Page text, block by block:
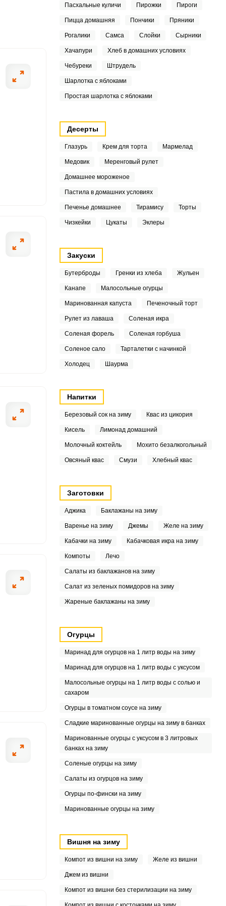
Пасхальные куличи Пирожки Пироги
Пицца домашняя Пончики Пряники
Рогалики Самса Слойки Сырники
Хачапури Хлеб в домашних условиях
Чебуреки Штрудель
Шарлотка с яблоками
Простая шарлотка с яблоками
Десерты
Глазурь Крем для торта Мармелад
Медовик Меренговый рулет
Домашнее мороженое
Пастила в домашних условиях
Печенье домашнее Тирамису Торты
Чизкейки Цукаты Эклеры
Закуски
Бутерброды Гренки из хлеба Жульен
Канапе Малосольные огурцы
Маринованная капуста Печеночный торт
Рулет из лаваша Соленая икра
Соленая форель Соленая горбуша
Соленое сало Тарталетки с начинкой
Холодец Шаурма
Напитки
Березовый сок на зиму Квас из цикория
Кисель Лимонад домашний
Молочный коктейль Мохито безалкогольный
Овсяный квас Смузи Хлебный квас
Заготовки
Аджика Баклажаны на зиму
Варенье на зиму Джемы Желе на зиму
Кабачки на зиму Кабачковая икра на зиму
Компоты Лечо
Салаты из баклажанов на зиму
Салат из зеленых помидоров на зиму
Жареные баклажаны на зиму
Огурцы
Маринад для огурцов на 1 литр воды на зиму
Маринад для огурцов на 1 литр воды с уксусом
Малосольные огурцы на 1 литр воды с солью и
сахаром
Огурцы в томатном соусе на зиму
Сладкие маринованные огурцы на зиму в банках
Маринованные огурцы с уксусом в 3 литровых
банках на зиму
Соленые огурцы на зиму
Салаты из огурцов на зиму
Огурцы по-фински на зиму
Маринованные огурцы на зиму
Вишня на зиму
Компот из вишни на зиму Желе из вишни
Джем из вишни
Компот из вишни без стерилизации на зиму
ее до готовности.